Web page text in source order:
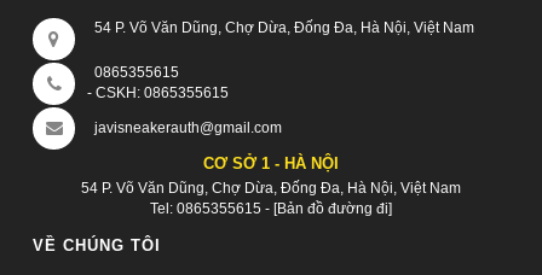
54 P. Võ Văn Dũng, Chợ Dừa, Đống Đa, Hà Nội, Việt Nam
0865355615
- CSKH: 0865355615
javisneakerauth@gmail.com
CƠ SỞ 1 - HÀ NỘI
54 P. Võ Văn Dũng, Chợ Dừa, Đống Đa, Hà Nội, Việt Nam
Tel: 0865355615 - [Bản đồ đường đi]
VỀ CHÚNG TÔI